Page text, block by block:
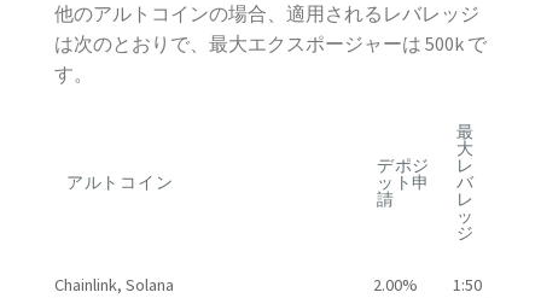
他のアルトコインの場合、適用されるレバレッジ
は次のとおりで、最大エクスポージャーは 500k で
す。
アルトコイン
デポジ
ット申
請
最
大
レ
バ
レ
ッ
ジ
Chainlink, Solana 2.00%
1:50